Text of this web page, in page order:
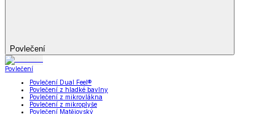
Povlečení
Povlečení
Povlečení Dual Feel®
Povlečení z hladké bavlny
Povlečení z mikrovlákna
Povlečení z mikroplyše
Povlečení Matějovský